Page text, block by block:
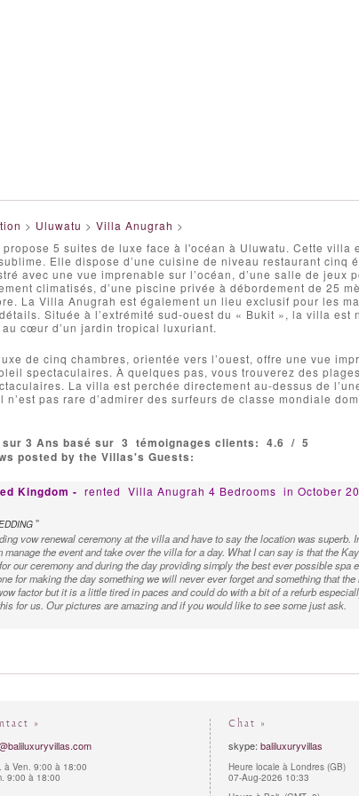
> Uluwatu > Villa Anugrah >
5 suites de luxe face à l'océan à Uluwatu. Cette
Elle dispose d’une cuisine de niveau restaurant cinq
avec une vue imprenable sur l’océan, d’une salle de jeux
climatisés, d’une piscine privée à débordement de 25
La Villa Anugrah est également un lieu exclusif pour les
Située à l’extrémité sud-ouest du « Bukit », la villa
cœur d’un jardin tropical luxuriant.
de cinq chambres, orientée vers l’ouest, offre une vue
spectaculaires. À quelques pas, vous trouverez des
La villa est perchée directement au-dessus de
n’est pas rare d’admirer des surfeurs de classe mondiale
sur 3 Ans basé sur 3 témoignages clients: 4.6 / 5
posted by the Villas's Guests:
Kingdom - rented Villa Anugrah 4 Bedrooms in October
"
vow renewal ceremony at the villa and have to say the location was
manage the event and take over the villa for a day. What I can say is that the
our ceremony and during the day providing simply the best ever possible spa
for making the day something we will never ever forget and something that
factor but it is a little tired in paces and could do with a bit of a refurb
for us. Our pictures are amazing and if you would like to see some just ask.
»
à Ven. 9:00 à 18:00
9:00 à 18:00
Chat »
skype: baliluxuryvillas
Heure locale à Londres (GB)
07-Aug-2026 10:33